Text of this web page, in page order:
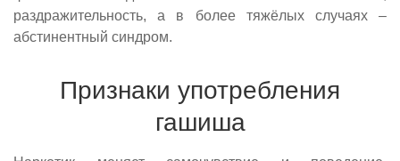
раздражительность, а в более тяжёлых случаях –
абстинентный синдром.
Признаки употребления
гашиша